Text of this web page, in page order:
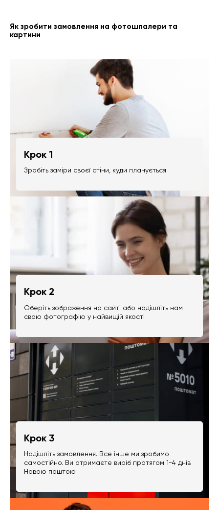
Як зробити замовлення на фотошпалери та
картини
Крок 1
Зробіть заміри своєї стіни, куди планується
Крок 2
Оберіть зображення на сайті або надішліть нам
свою фотографію у найвищій якості
Крок 3
Надішліть замовлення. Все інше ми зробимо
самостійно. Ви отримаєте виріб протягом 1-4 днів
Новою поштою